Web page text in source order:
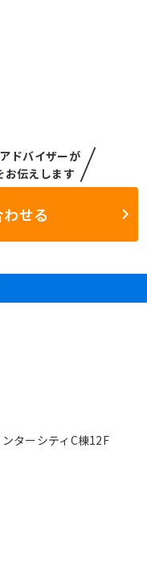
ドバイザーが
お伝えします
せる
ターシティC棟12F